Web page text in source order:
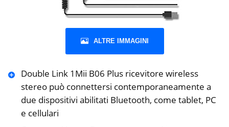
ALTRE IMMAGINI
Double Link 1Mii B06 Plus ricevitore wireless
stereo può connettersi contemporaneamente a
due dispositivi abilitati Bluetooth, come tablet, PC
e cellulari